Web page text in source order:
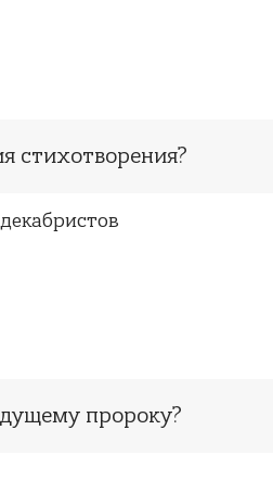
стихотворения?
пророку?